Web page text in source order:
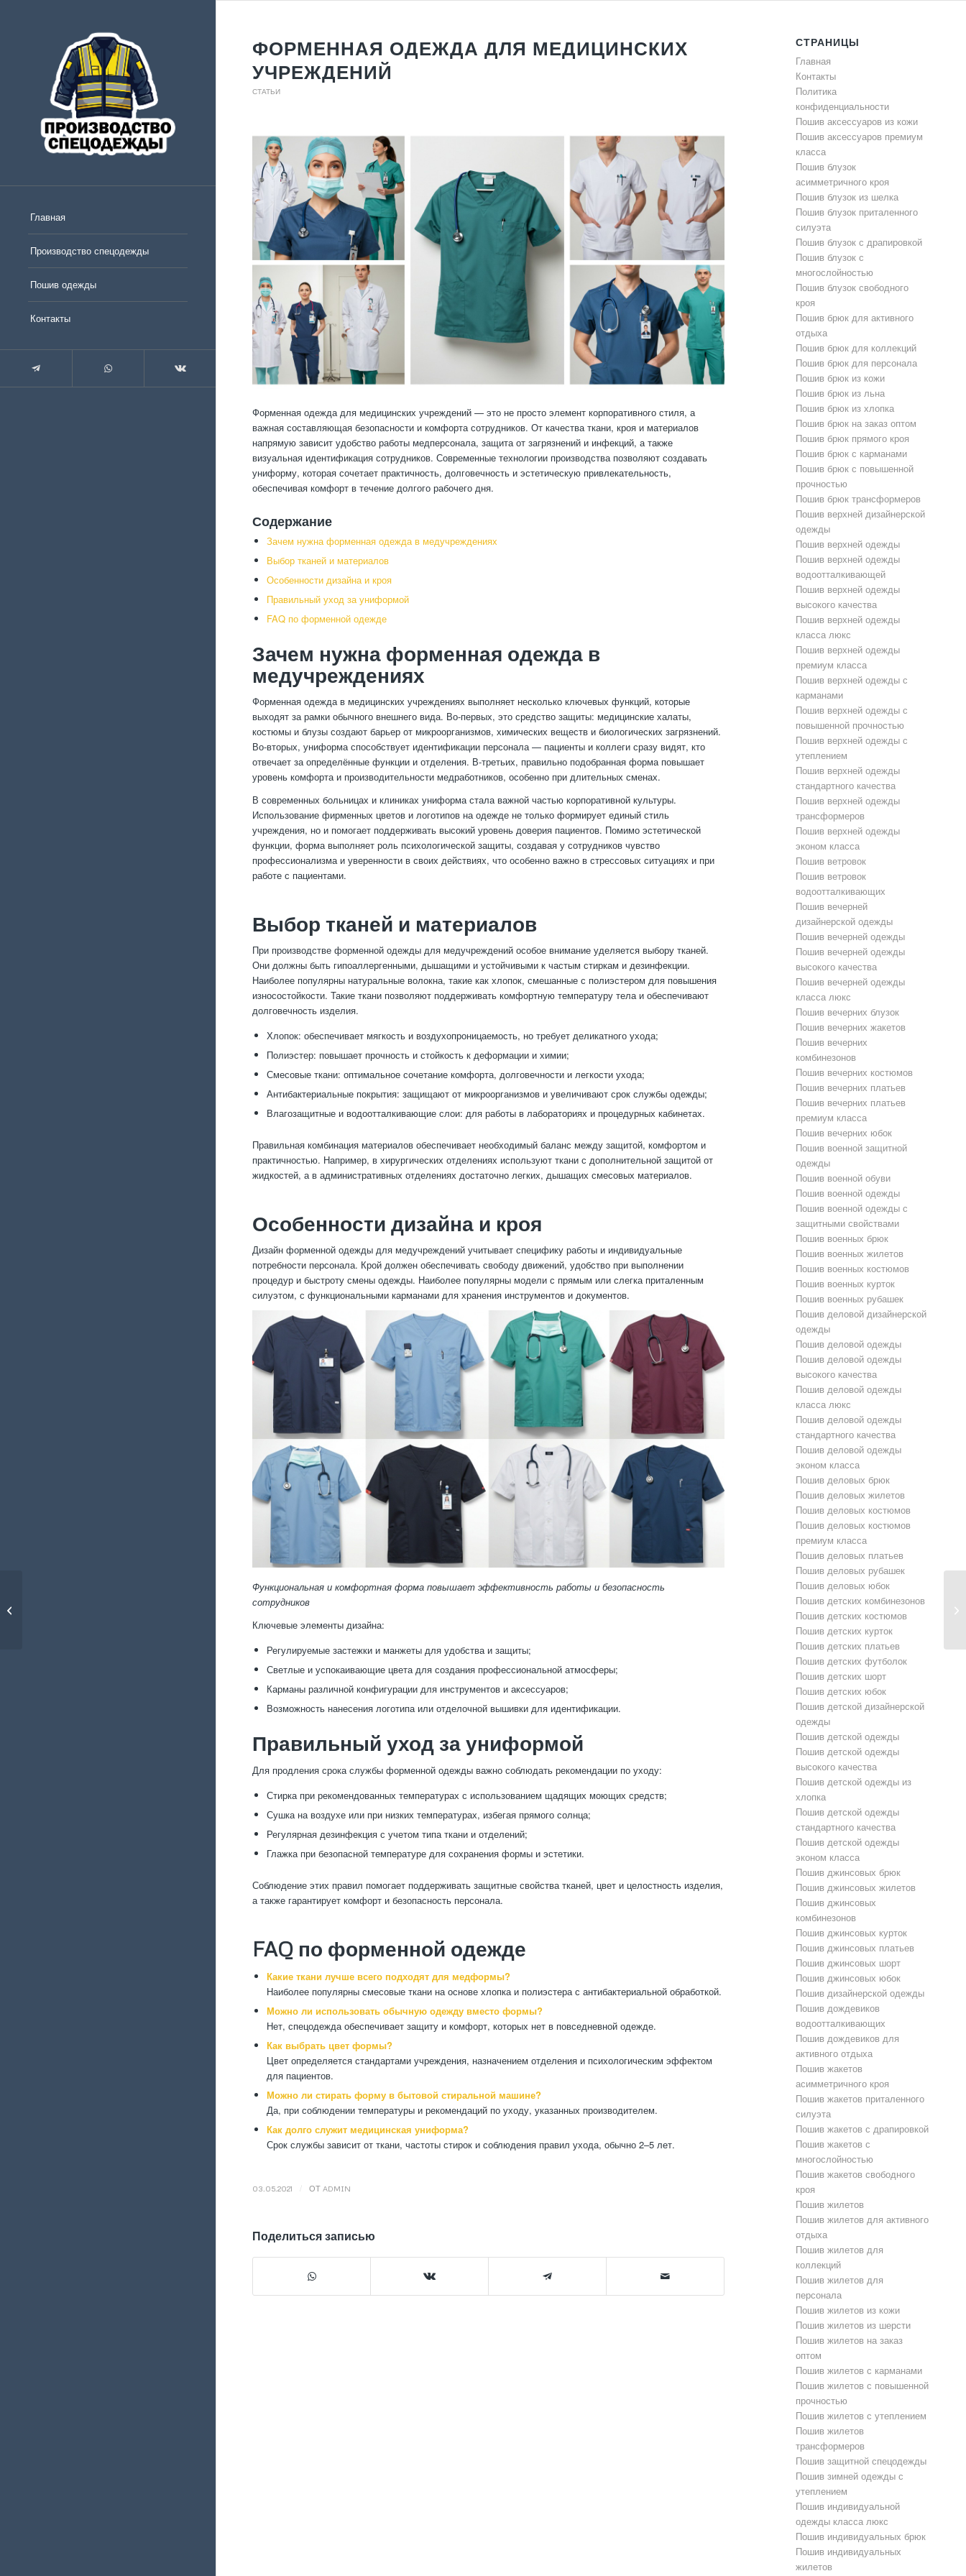
Главная
Производство спецодежды
Пошив одежды
Контакты
ФОРМЕННАЯ ОДЕЖДА ДЛЯ МЕДИЦИНСКИХ
УЧРЕЖДЕНИЙ
СТАТЬИ
Форменная одежда для медицинских учреждений — это не просто элемент корпоративного стиля, а
важная составляющая безопасности и комфорта сотрудников. От качества ткани, кроя и материалов
напрямую зависит удобство работы медперсонала, защита от загрязнений и инфекций, а также
визуальная идентификация сотрудников. Современные технологии производства позволяют создавать
униформу, которая сочетает практичность, долговечность и эстетическую привлекательность,
обеспечивая комфорт в течение долгого рабочего дня.
Содержание
Зачем нужна форменная одежда в медучреждениях
Выбор тканей и материалов
Особенности дизайна и кроя
Правильный уход за униформой
FAQ по форменной одежде
Зачем нужна форменная одежда в
медучреждениях
Форменная одежда в медицинских учреждениях выполняет несколько ключевых функций, которые
выходят за рамки обычного внешнего вида. Во-первых, это средство защиты: медицинские халаты,
костюмы и блузы создают барьер от микроорганизмов, химических веществ и биологических загрязнений.
Во-вторых, униформа способствует идентификации персонала — пациенты и коллеги сразу видят, кто
отвечает за определённые функции и отделения. В-третьих, правильно подобранная форма повышает
уровень комфорта и производительности медработников, особенно при длительных сменах.
В современных больницах и клиниках униформа стала важной частью корпоративной культуры.
Использование фирменных цветов и логотипов на одежде не только формирует единый стиль
учреждения, но и помогает поддерживать высокий уровень доверия пациентов. Помимо эстетической
функции, форма выполняет роль психологической защиты, создавая у сотрудников чувство
профессионализма и уверенности в своих действиях, что особенно важно в стрессовых ситуациях и при
работе с пациентами.
Выбор тканей и материалов
При производстве форменной одежды для медучреждений особое внимание уделяется выбору тканей.
Они должны быть гипоаллергенными, дышащими и устойчивыми к частым стиркам и дезинфекции.
Наиболее популярны натуральные волокна, такие как хлопок, смешанные с полиэстером для повышения
износостойкости. Такие ткани позволяют поддерживать комфортную температуру тела и обеспечивают
долговечность изделия.
Хлопок: обеспечивает мягкость и воздухопроницаемость, но требует деликатного ухода;
Полиэстер: повышает прочность и стойкость к деформации и химии;
Смесовые ткани: оптимальное сочетание комфорта, долговечности и легкости ухода;
Антибактериальные покрытия: защищают от микроорганизмов и увеличивают срок службы одежды;
Влагозащитные и водоотталкивающие слои: для работы в лабораториях и процедурных кабинетах.
Правильная комбинация материалов обеспечивает необходимый баланс между защитой, комфортом и
практичностью. Например, в хирургических отделениях используют ткани с дополнительной защитой от
жидкостей, а в административных отделениях достаточно легких, дышащих смесовых материалов.
Особенности дизайна и кроя
Дизайн форменной одежды для медучреждений учитывает специфику работы и индивидуальные
потребности персонала. Крой должен обеспечивать свободу движений, удобство при выполнении
процедур и быстроту смены одежды. Наиболее популярны модели с прямым или слегка приталенным
силуэтом, с функциональными карманами для хранения инструментов и документов.
Функциональная и комфортная форма повышает эффективность работы и безопасность
сотрудников
Ключевые элементы дизайна:
Регулируемые застежки и манжеты для удобства и защиты;
Светлые и успокаивающие цвета для создания профессиональной атмосферы;
Карманы различной конфигурации для инструментов и аксессуаров;
Возможность нанесения логотипа или отделочной вышивки для идентификации.
Правильный уход за униформой
Для продления срока службы форменной одежды важно соблюдать рекомендации по уходу:
Стирка при рекомендованных температурах с использованием щадящих моющих средств;
Сушка на воздухе или при низких температурах, избегая прямого солнца;
Регулярная дезинфекция с учетом типа ткани и отделений;
Глажка при безопасной температуре для сохранения формы и эстетики.
Соблюдение этих правил помогает поддерживать защитные свойства тканей, цвет и целостность изделия,
а также гарантирует комфорт и безопасность персонала.
FAQ по форменной одежде
Какие ткани лучше всего подходят для медформы?
Наиболее популярны смесовые ткани на основе хлопка и полиэстера с антибактериальной обработкой.
Можно ли использовать обычную одежду вместо формы?
Нет, спецодежда обеспечивает защиту и комфорт, которых нет в повседневной одежде.
Как выбрать цвет формы?
Цвет определяется стандартами учреждения, назначением отделения и психологическим эффектом
для пациентов.
Можно ли стирать форму в бытовой стиральной машине?
Да, при соблюдении температуры и рекомендаций по уходу, указанных производителем.
Как долго служит медицинская униформа?
Срок службы зависит от ткани, частоты стирок и соблюдения правил ухода, обычно 2–5 лет.
03.05.2021 ОТ ADMIN
Поделиться записью
СТРАНИЦЫ
Главная
Контакты
Политика
конфиденциальности
Пошив аксессуаров из кожи
Пошив аксессуаров премиум
класса
Пошив блузок
асимметричного кроя
Пошив блузок из шелка
Пошив блузок приталенного
силуэта
Пошив блузок с драпировкой
Пошив блузок с
многослойностью
Пошив блузок свободного
кроя
Пошив брюк для активного
отдыха
Пошив брюк для коллекций
Пошив брюк для персонала
Пошив брюк из кожи
Пошив брюк из льна
Пошив брюк из хлопка
Пошив брюк на заказ оптом
Пошив брюк прямого кроя
Пошив брюк с карманами
Пошив брюк с повышенной
прочностью
Пошив брюк трансформеров
Пошив верхней дизайнерской
одежды
Пошив верхней одежды
Пошив верхней одежды
водоотталкивающей
Пошив верхней одежды
высокого качества
Пошив верхней одежды
класса люкс
Пошив верхней одежды
премиум класса
Пошив верхней одежды с
карманами
Пошив верхней одежды с
повышенной прочностью
Пошив верхней одежды с
утеплением
Пошив верхней одежды
стандартного качества
Пошив верхней одежды
трансформеров
Пошив верхней одежды
эконом класса
Пошив ветровок
Пошив ветровок
водоотталкивающих
Пошив вечерней
дизайнерской одежды
Пошив вечерней одежды
Пошив вечерней одежды
высокого качества
Пошив вечерней одежды
класса люкс
Пошив вечерних блузок
Пошив вечерних жакетов
Пошив вечерних
комбинезонов
Пошив вечерних костюмов
Пошив вечерних платьев
Пошив вечерних платьев
премиум класса
Пошив вечерних юбок
Пошив военной защитной
одежды
Пошив военной обуви
Пошив военной одежды
Пошив военной одежды с
защитными свойствами
Пошив военных брюк
Пошив военных жилетов
Пошив военных костюмов
Пошив военных курток
Пошив военных рубашек
Пошив деловой дизайнерской
одежды
Пошив деловой одежды
Пошив деловой одежды
высокого качества
Пошив деловой одежды
класса люкс
Пошив деловой одежды
стандартного качества
Пошив деловой одежды
эконом класса
Пошив деловых брюк
Пошив деловых жилетов
Пошив деловых костюмов
Пошив деловых костюмов
премиум класса
Пошив деловых платьев
Пошив деловых рубашек
Пошив деловых юбок
Пошив детских комбинезонов
Пошив детских костюмов
Пошив детских курток
Пошив детских платьев
Пошив детских футболок
Пошив детских шорт
Пошив детских юбок
Пошив детской дизайнерской
одежды
Пошив детской одежды
Пошив детской одежды
высокого качества
Пошив детской одежды из
хлопка
Пошив детской одежды
стандартного качества
Пошив детской одежды
эконом класса
Пошив джинсовых брюк
Пошив джинсовых жилетов
Пошив джинсовых
комбинезонов
Пошив джинсовых курток
Пошив джинсовых платьев
Пошив джинсовых шорт
Пошив джинсовых юбок
Пошив дизайнерской одежды
Пошив дождевиков
водоотталкивающих
Пошив дождевиков для
активного отдыха
Пошив жакетов
асимметричного кроя
Пошив жакетов приталенного
силуэта
Пошив жакетов с драпировкой
Пошив жакетов с
многослойностью
Пошив жакетов свободного
кроя
Пошив жилетов
Пошив жилетов для активного
отдыха
Пошив жилетов для
коллекций
Пошив жилетов для
персонала
Пошив жилетов из кожи
Пошив жилетов из шерсти
Пошив жилетов на заказ
оптом
Пошив жилетов с карманами
Пошив жилетов с повышенной
прочностью
Пошив жилетов с утеплением
Пошив жилетов
трансформеров
Пошив защитной спецодежды
Пошив зимней одежды с
утеплением
Пошив индивидуальной
одежды класса люкс
Пошив индивидуальных брюк
Пошив индивидуальных
жилетов